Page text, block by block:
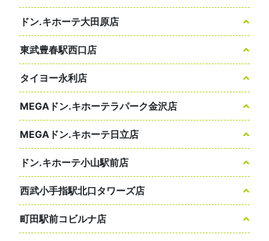
ドン.キホーテ大田原店
東武豊春駅西口店
タイヨー永利店
MEGAドン.キホーテラパーク金沢店
MEGAドン.キホーテ日立店
ドン.キホーテ小山駅前店
西武小手指駅北口タワーズ店
町田駅前コビルナ店